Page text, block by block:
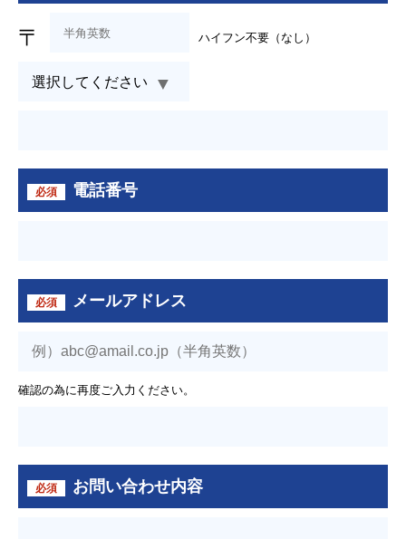
〒 ハイフン不要（なし）
必須 電話番号
必須 メールアドレス
確認の為に再度ご入力ください。
必須 お問い合わせ内容